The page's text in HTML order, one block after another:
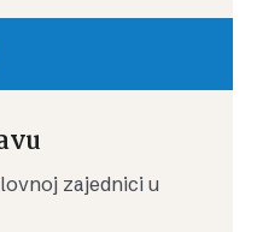
zajednici u